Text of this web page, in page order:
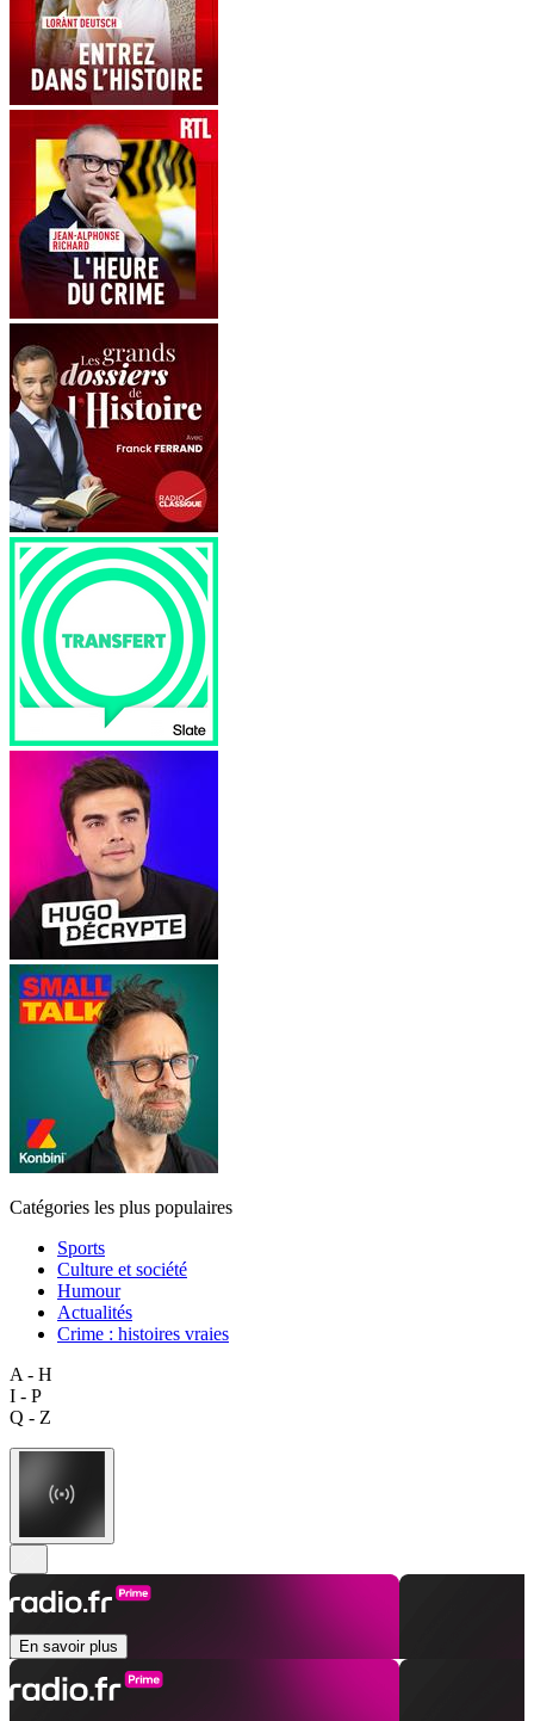
Catégories les plus populaires
Sports
Culture et société
Humour
Actualités
Crime : histoires vraies
A - H
I - P
Q - Z
En savoir plus